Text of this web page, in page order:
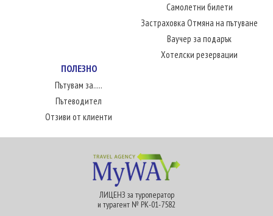
Самолетни билети
Застраховка Отмяна на пътуване
Ваучер за подарък
Хотелски резервации
ПОЛЕЗНО
Пътувам за.....
Пътеводител
Отзиви от клиенти
ЛИЦЕНЗ за туроператор
и турагент № РК-01-7582